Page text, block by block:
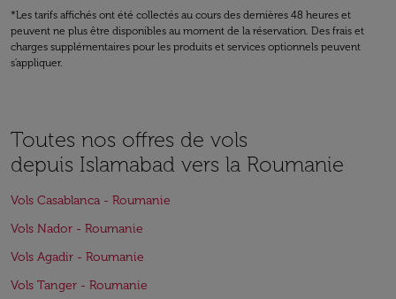
*Les tarifs affichés ont été collectés au cours des dernières 48 heures et
peuvent ne plus être disponibles au moment de la réservation. Des frais et
charges supplémentaires pour les produits et services optionnels peuvent
s'appliquer.
Toutes nos offres de vols
depuis Islamabad vers la Roumanie
Vols Casablanca - Roumanie
Vols Nador - Roumanie
Vols Agadir - Roumanie
Vols Tanger - Roumanie